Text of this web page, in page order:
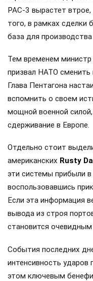
PAC-3 вырастет
того, в рамках сделки
база для
Тем временем
призвал НАТО сменить
Глава Пентагона
вспомнить о своем
мощной военной
сдерживание в Европе.
Отдельно стоит
американских Rusty
эти системы прибыли
воспользовавшись
Если эта информация
вывода из строя
становится
События последних
интенсивность ударов
этом ключевым